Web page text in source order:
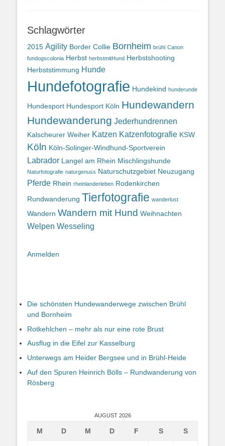
Schlagwörter
2015 Agility Border Collie Bornheim brühl Canon
fundogscolonia Herbst herbstmitHund Herbstshooting
Herbststimmung Hunde
Hundefotografie Hundekind hunderunde
Hundesport Hundesport Köln Hundewandern
Hundewanderung Jederhundrennen
Kalscheurer Weiher Katzen Katzenfotografie KSW
Köln Köln-Solinger-Windhund-Sportverein
Labrador Langel am Rhein Mischlingshunde
Naturfotografie naturgenuss Naturschutzgebiet Neuzugang
Pferde Rhein rheinlanderleben Rodenkirchen
Rundwanderung Tierfotografie wanderlust
Wandern Wandern mit Hund Weihnachten
Welpen Wesseling
Anmelden
Die schönsten Hundewanderwege zwischen Brühl
und Bornheim
Rotkehlchen – mehr als nur eine rote Brust
Ausflug in die Eifel zur Kasselburg
Unterwegs am Heider Bergsee und in Brühl-Heide
Auf den Spuren Heinrich Bölls – Rundwanderung von
Rösberg
AUGUST 2026
M D M D F S S